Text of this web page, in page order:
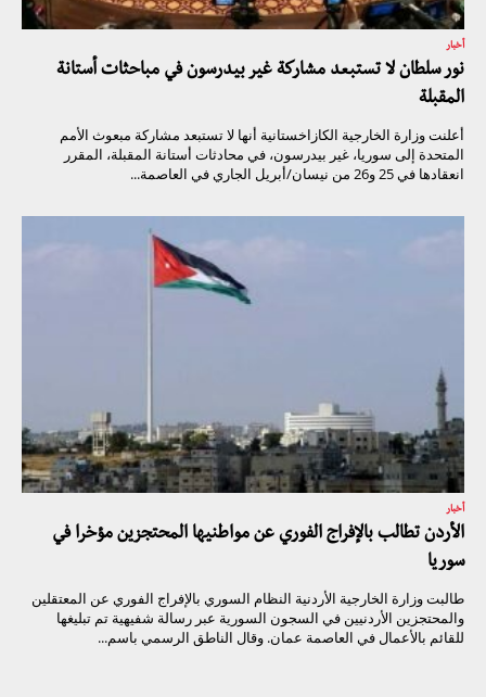
أخبار
نور سلطان لا تستبعد مشاركة غير بيدرسون في مباحثات أستانة
المقبلة
أعلنت وزارة الخارجية الكازاخستانية أنها لا تستبعد مشاركة مبعوث الأمم
المتحدة إلى سوريا، غير بيدرسون، في محادثات أستانة المقبلة، المقرر
انعقادها في 25 و26 من نيسان/أبريل الجاري في العاصمة...
أخبار
الأردن تطالب بالإفراج الفوري عن مواطنيها المحتجزين مؤخرا في
سوريا
طالبت وزارة الخارجية الأردنية النظام السوري بالإفراج الفوري عن المعتقلين
والمحتجزين الأردنيين في السجون السورية عبر رسالة شفيهية تم تبليغها
للقائم بالأعمال في العاصمة عمان. وقال الناطق الرسمي باسم...